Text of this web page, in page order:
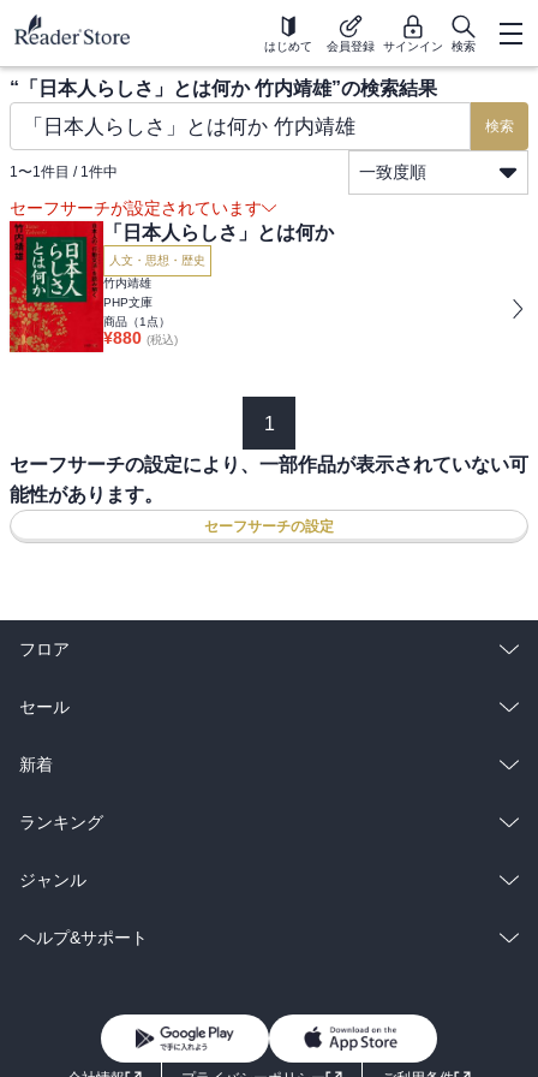
はじめて 会員登録 サインイン 検索
“ 「日本人らしさ」とは何か 竹内靖雄”の検索結果
検索
1〜1件目 / 1件中
一致度順
セーフサーチが設定されています
「日本人らしさ」とは何か
人文・思想・歴史
竹内靖雄
PHP文庫
商品（1 点）
¥880 (税込)
1
セーフサーチの設定により、一部作品が表示されていない可
能性があります。
セーフサーチの設定
フロア
総合
ラノベ
雑誌・グラビア
BL・TL
セール
総合
ラノベ
雑誌・グラビア
BL・TL
新着
総合
ラノベ
雑誌・グラビア
ランキング
総合
ラノベ
ジャンル
コミック
ライトノベル 男子向けラノベ
ヘルプ&サポート
よくあるご質問
お問い合わせ